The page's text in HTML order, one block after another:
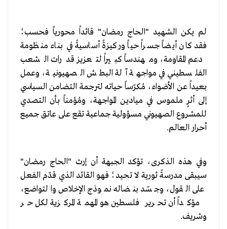
لم يكن الشهيد "الحاج رمضان" قائداً محورياً فحسب؛
فقد كان أيضاً جسراً حياً وركيزةً أساسيةً في بناء منظومة
دعم المقاومة، ومهندساً كبيراً لتعزيز قدرات الشعب
الفلسطيني في مواجهة آلة البطش الصهيونية، وعمل
بعيداً عن الأضواء، مُكرّساً حياته لترجمة التضامن السياسي
إلى أثرٍ ملموس في ميادين المواجهة، ومُؤمناً بأن التصدي
للمشروع الصهيوني مسؤولية جماعية تقع على عاتق جميع
أحرار العالم.
وفي هذه الذكرى، تؤكد الجبهة أن إرث "الحاج رمضان"
سيبقى مدرسةً ثورية لا تحيد؛ فهو القائد الذي قدّم الفعل
على القول، وجسّد بنضاله نموذج الإخلاص والتواضع،
مؤكداً أن تحرير فلسطين هو المهمة المركزية لكل حر
وشريف.